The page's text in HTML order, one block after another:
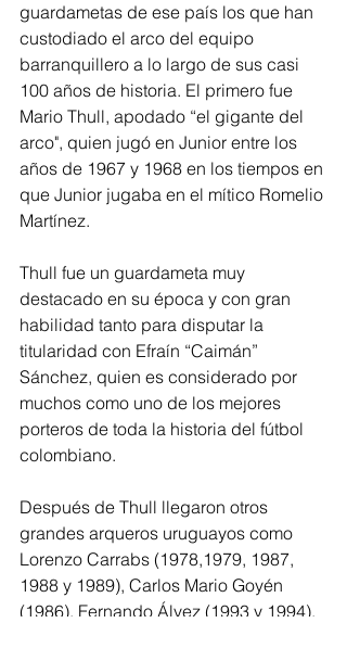
guardametas de ese país los que han
custodiado el arco del equipo
barranquillero a lo largo de sus casi
100 años de historia. El primero fue
Mario Thull, apodado “el gigante del
arco", quien jugó en Junior entre los
años de 1967 y 1968 en los tiempos en
que Junior jugaba en el mítico Romelio
Martínez.
Thull fue un guardameta muy
destacado en su época y con gran
habilidad tanto para disputar la
titularidad con Efraín “Caimán”
Sánchez, quien es considerado por
muchos como uno de los mejores
porteros de toda la historia del fútbol
colombiano.
Después de Thull llegaron otros
grandes arqueros uruguayos como
Lorenzo Carrabs (1978,1979, 1987,
1988 y 1989), Carlos Mario Goyén
(1986), Fernando Álvez (1993 y 1994),